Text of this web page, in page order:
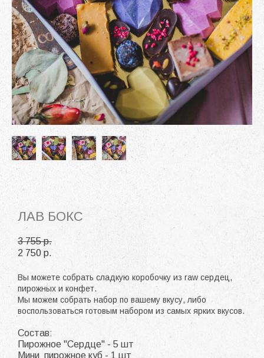
ЛАВ БОКС
3 755 p.
2 750 p.
Вы можете собрать сладкую коробочку из raw сердец,
пирожных и конфет.
Мы можем собрать набор по вашему вкусу, либо
воспользоваться готовым набором из самых ярких вкусов.
Состав:
Пирожное "Сердце" - 5 шт
Мини пирожное куб - 1 шт